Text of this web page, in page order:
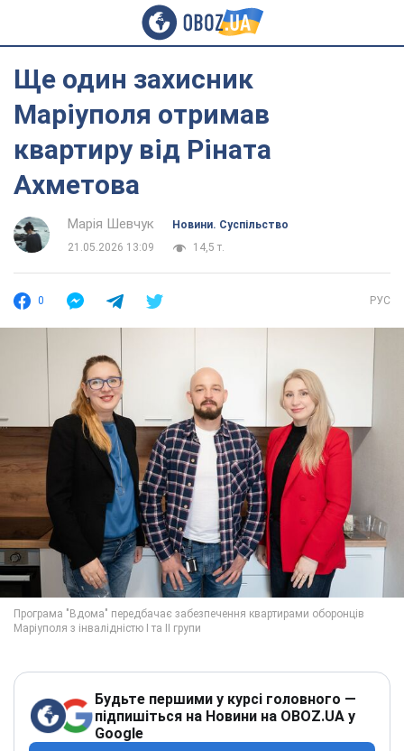
Ще один захисник
Маріуполя отримав
квартиру від Ріната
Ахметова
Марія Шевчук
Новини. Суспільство
21.05.2026 13:09
14,5 т.
0 РУС
Будьте першими у курсі головного —
підпишіться на Новини на OBOZ.UA у
Google